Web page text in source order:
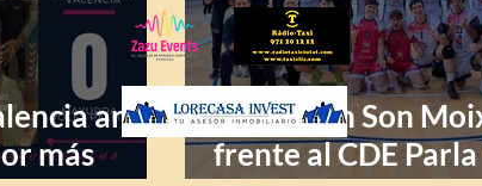
ante
más
Triunfo en Son
frente al CDE Parla